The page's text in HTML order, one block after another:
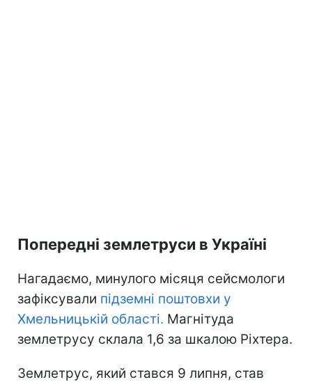
Попередні землетруси в Україні
Нагадаємо, минулого місяця сейсмологи
зафіксували підземні поштовхи у
Хмельницькій області. Магнітуда
землетрусу склала 1,6 за шкалою Ріхтера.
Землетрус, який стався 9 липня, став